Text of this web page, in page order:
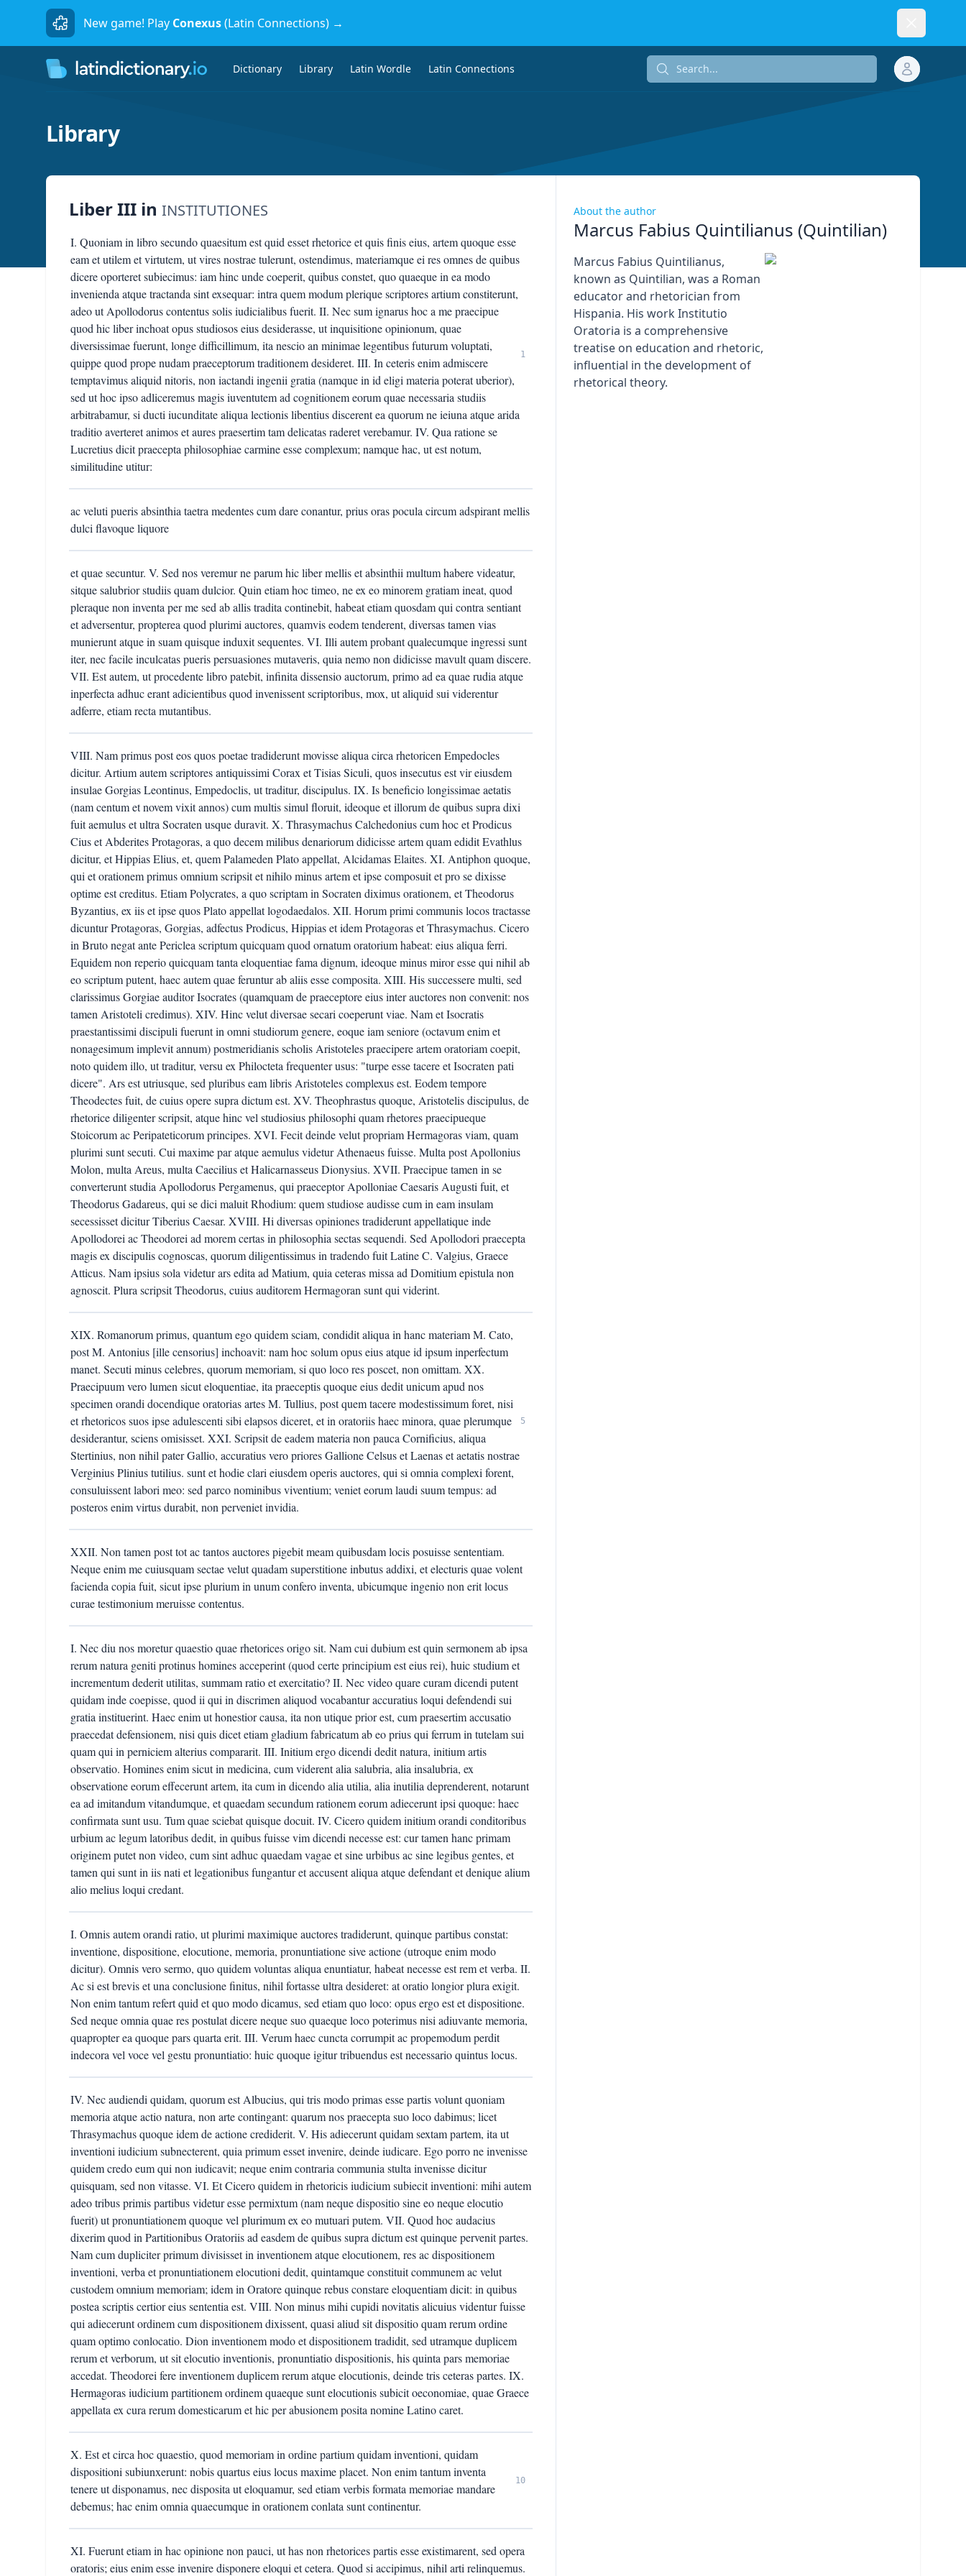
New game! Play Conexus(Latin Connections) →
Dictionary Library Latin Wordle Latin Connections Search...
Library
Liber III in INSTITUTIONES
I. Quoniam in libro secundo quaesitum est quid esset rhetorice et quis finis eius, artem quoque esse
eam et utilem et virtutem, ut vires nostrae tulerunt, ostendimus, materiamque ei res omnes de quibus
dicere oporteret subiecimus: iam hinc unde coeperit, quibus constet, quo quaeque in ea modo
invenienda atque tractanda sint exsequar: intra quem modum plerique scriptores artium constiterunt,
adeo ut Apollodorus contentus solis iudicialibus fuerit. II. Nec sum ignarus hoc a me praecipue
quod hic liber inchoat opus studiosos eius desiderasse, ut inquisitione opinionum, quae
diversissimae fuerunt, longe difficillimum, ita nescio an minimae legentibus futurum voluptati,
quippe quod prope nudam praeceptorum traditionem desideret. III. In ceteris enim admiscere
temptavimus aliquid nitoris, non iactandi ingenii gratia (namque in id eligi materia poterat uberior),
sed ut hoc ipso adliceremus magis iuventutem ad cognitionem eorum quae necessaria studiis
arbitrabamur, si ducti iucunditate aliqua lectionis libentius discerent ea quorum ne ieiuna atque arida
traditio averteret animos et aures praesertim tam delicatas raderet verebamur. IV. Qua ratione se
Lucretius dicit praecepta philosophiae carmine esse complexum; namque hac, ut est notum,
similitudine utitur:
1
ac veluti pueris absinthia taetra medentes cum dare conantur, prius oras pocula circum adspirant mellis
dulci flavoque liquore
et quae secuntur. V. Sed nos veremur ne parum hic liber mellis et absinthii multum habere videatur,
sitque salubrior studiis quam dulcior. Quin etiam hoc timeo, ne ex eo minorem gratiam ineat, quod
pleraque non inventa per me sed ab allis tradita continebit, habeat etiam quosdam qui contra sentiant
et adversentur, propterea quod plurimi auctores, quamvis eodem tenderent, diversas tamen vias
munierunt atque in suam quisque induxit sequentes. VI. Illi autem probant qualecumque ingressi sunt
iter, nec facile inculcatas pueris persuasiones mutaveris, quia nemo non didicisse mavult quam discere.
VII. Est autem, ut procedente libro patebit, infinita dissensio auctorum, primo ad ea quae rudia atque
inperfecta adhuc erant adicientibus quod invenissent scriptoribus, mox, ut aliquid sui viderentur
adferre, etiam recta mutantibus.
VIII. Nam primus post eos quos poetae tradiderunt movisse aliqua circa rhetoricen Empedocles
dicitur. Artium autem scriptores antiquissimi Corax et Tisias Siculi, quos insecutus est vir eiusdem
insulae Gorgias Leontinus, Empedoclis, ut traditur, discipulus. IX. Is beneficio longissimae aetatis
(nam centum et novem vixit annos) cum multis simul floruit, ideoque et illorum de quibus supra dixi
fuit aemulus et ultra Socraten usque duravit. X. Thrasymachus Calchedonius cum hoc et Prodicus
Cius et Abderites Protagoras, a quo decem milibus denariorum didicisse artem quam edidit Evathlus
dicitur, et Hippias Elius, et, quem Palameden Plato appellat, Alcidamas Elaites. XI. Antiphon quoque,
qui et orationem primus omnium scripsit et nihilo minus artem et ipse composuit et pro se dixisse
optime est creditus. Etiam Polycrates, a quo scriptam in Socraten diximus orationem, et Theodorus
Byzantius, ex iis et ipse quos Plato appellat logodaedalos. XII. Horum primi communis locos tractasse
dicuntur Protagoras, Gorgias, adfectus Prodicus, Hippias et idem Protagoras et Thrasymachus. Cicero
in Bruto negat ante Periclea scriptum quicquam quod ornatum oratorium habeat: eius aliqua ferri.
Equidem non reperio quicquam tanta eloquentiae fama dignum, ideoque minus miror esse qui nihil ab
eo scriptum putent, haec autem quae feruntur ab aliis esse composita. XIII. His successere multi, sed
clarissimus Gorgiae auditor Isocrates (quamquam de praeceptore eius inter auctores non convenit: nos
tamen Aristoteli credimus). XIV. Hinc velut diversae secari coeperunt viae. Nam et Isocratis
praestantissimi discipuli fuerunt in omni studiorum genere, eoque iam seniore (octavum enim et
nonagesimum implevit annum) postmeridianis scholis Aristoteles praecipere artem oratoriam coepit,
noto quidem illo, ut traditur, versu ex Philocteta frequenter usus: "turpe esse tacere et Isocraten pati
dicere". Ars est utriusque, sed pluribus eam libris Aristoteles complexus est. Eodem tempore
Theodectes fuit, de cuius opere supra dictum est. XV. Theophrastus quoque, Aristotelis discipulus, de
rhetorice diligenter scripsit, atque hinc vel studiosius philosophi quam rhetores praecipueque
Stoicorum ac Peripateticorum principes. XVI. Fecit deinde velut propriam Hermagoras viam, quam
plurimi sunt secuti. Cui maxime par atque aemulus videtur Athenaeus fuisse. Multa post Apollonius
Molon, multa Areus, multa Caecilius et Halicarnasseus Dionysius. XVII. Praecipue tamen in se
converterunt studia Apollodorus Pergamenus, qui praeceptor Apolloniae Caesaris Augusti fuit, et
Theodorus Gadareus, qui se dici maluit Rhodium: quem studiose audisse cum in eam insulam
secessisset dicitur Tiberius Caesar. XVIII. Hi diversas opiniones tradiderunt appellatique inde
Apollodorei ac Theodorei ad morem certas in philosophia sectas sequendi. Sed Apollodori praecepta
magis ex discipulis cognoscas, quorum diligentissimus in tradendo fuit Latine C. Valgius, Graece
Atticus. Nam ipsius sola videtur ars edita ad Matium, quia ceteras missa ad Domitium epistula non
agnoscit. Plura scripsit Theodorus, cuius auditorem Hermagoran sunt qui viderint.
XIX. Romanorum primus, quantum ego quidem sciam, condidit aliqua in hanc materiam M. Cato,
post M. Antonius [ille censorius] inchoavit: nam hoc solum opus eius atque id ipsum inperfectum
manet. Secuti minus celebres, quorum memoriam, si quo loco res poscet, non omittam. XX.
Praecipuum vero lumen sicut eloquentiae, ita praeceptis quoque eius dedit unicum apud nos
specimen orandi docendique oratorias artes M. Tullius, post quem tacere modestissimum foret, nisi
et rhetoricos suos ipse adulescenti sibi elapsos diceret, et in oratoriis haec minora, quae plerumque
desiderantur, sciens omisisset. XXI. Scripsit de eadem materia non pauca Cornificius, aliqua
Stertinius, non nihil pater Gallio, accuratius vero priores Gallione Celsus et Laenas et aetatis nostrae
Verginius Plinius tutilius. sunt et hodie clari eiusdem operis auctores, qui si omnia complexi forent,
consuluissent labori meo: sed parco nominibus viventium; veniet eorum laudi suum tempus: ad
posteros enim virtus durabit, non perveniet invidia.
5
XXII. Non tamen post tot ac tantos auctores pigebit meam quibusdam locis posuisse sententiam.
Neque enim me cuiusquam sectae velut quadam superstitione inbutus addixi, et electuris quae volent
facienda copia fuit, sicut ipse plurium in unum confero inventa, ubicumque ingenio non erit locus
curae testimonium meruisse contentus.
I. Nec diu nos moretur quaestio quae rhetorices origo sit. Nam cui dubium est quin sermonem ab ipsa
rerum natura geniti protinus homines acceperint (quod certe principium est eius rei), huic studium et
incrementum dederit utilitas, summam ratio et exercitatio? II. Nec video quare curam dicendi putent
quidam inde coepisse, quod ii qui in discrimen aliquod vocabantur accuratius loqui defendendi sui
gratia instituerint. Haec enim ut honestior causa, ita non utique prior est, cum praesertim accusatio
praecedat defensionem, nisi quis dicet etiam gladium fabricatum ab eo prius qui ferrum in tutelam sui
quam qui in perniciem alterius compararit. III. Initium ergo dicendi dedit natura, initium artis
observatio. Homines enim sicut in medicina, cum viderent alia salubria, alia insalubria, ex
observatione eorum effecerunt artem, ita cum in dicendo alia utilia, alia inutilia deprenderent, notarunt
ea ad imitandum vitandumque, et quaedam secundum rationem eorum adiecerunt ipsi quoque: haec
confirmata sunt usu. Tum quae sciebat quisque docuit. IV. Cicero quidem initium orandi conditoribus
urbium ac legum latoribus dedit, in quibus fuisse vim dicendi necesse est: cur tamen hanc primam
originem putet non video, cum sint adhuc quaedam vagae et sine urbibus ac sine legibus gentes, et
tamen qui sunt in iis nati et legationibus fungantur et accusent aliqua atque defendant et denique alium
alio melius loqui credant.
I. Omnis autem orandi ratio, ut plurimi maximique auctores tradiderunt, quinque partibus constat:
inventione, dispositione, elocutione, memoria, pronuntiatione sive actione (utroque enim modo
dicitur). Omnis vero sermo, quo quidem voluntas aliqua enuntiatur, habeat necesse est rem et verba. II.
Ac si est brevis et una conclusione finitus, nihil fortasse ultra desideret: at oratio longior plura exigit.
Non enim tantum refert quid et quo modo dicamus, sed etiam quo loco: opus ergo est et dispositione.
Sed neque omnia quae res postulat dicere neque suo quaeque loco poterimus nisi adiuvante memoria,
quapropter ea quoque pars quarta erit. III. Verum haec cuncta corrumpit ac propemodum perdit
indecora vel voce vel gestu pronuntiatio: huic quoque igitur tribuendus est necessario quintus locus.
IV. Nec audiendi quidam, quorum est Albucius, qui tris modo primas esse partis volunt quoniam
memoria atque actio natura, non arte contingant: quarum nos praecepta suo loco dabimus; licet
Thrasymachus quoque idem de actione crediderit. V. His adiecerunt quidam sextam partem, ita ut
inventioni iudicium subnecterent, quia primum esset invenire, deinde iudicare. Ego porro ne invenisse
quidem credo eum qui non iudicavit; neque enim contraria communia stulta invenisse dicitur
quisquam, sed non vitasse. VI. Et Cicero quidem in rhetoricis iudicium subiecit inventioni: mihi autem
adeo tribus primis partibus videtur esse permixtum (nam neque dispositio sine eo neque elocutio
fuerit) ut pronuntiationem quoque vel plurimum ex eo mutuari putem. VII. Quod hoc audacius
dixerim quod in Partitionibus Oratoriis ad easdem de quibus supra dictum est quinque pervenit partes.
Nam cum dupliciter primum divisisset in inventionem atque elocutionem, res ac dispositionem
inventioni, verba et pronuntiationem elocutioni dedit, quintamque constituit communem ac velut
custodem omnium memoriam; idem in Oratore quinque rebus constare eloquentiam dicit: in quibus
postea scriptis certior eius sententia est. VIII. Non minus mihi cupidi novitatis alicuius videntur fuisse
qui adiecerunt ordinem cum dispositionem dixissent, quasi aliud sit dispositio quam rerum ordine
quam optimo conlocatio. Dion inventionem modo et dispositionem tradidit, sed utramque duplicem
rerum et verborum, ut sit elocutio inventionis, pronuntiatio dispositionis, his quinta pars memoriae
accedat. Theodorei fere inventionem duplicem rerum atque elocutionis, deinde tris ceteras partes. IX.
Hermagoras iudicium partitionem ordinem quaeque sunt elocutionis subicit oeconomiae, quae Graece
appellata ex cura rerum domesticarum et hic per abusionem posita nomine Latino caret.
X. Est et circa hoc quaestio, quod memoriam in ordine partium quidam inventioni, quidam
dispositioni subiunxerunt: nobis quartus eius locus maxime placet. Non enim tantum inventa
tenere ut disponamus, nec disposita ut eloquamur, sed etiam verbis formata memoriae mandare
debemus; hac enim omnia quaecumque in orationem conlata sunt continentur.
10
XI. Fuerunt etiam in hac opinione non pauci, ut has non rhetorices partis esse existimarent, sed opera
oratoris; eius enim esse invenire disponere eloqui et cetera. Quod si accipimus, nihil arti relinquemus.
About the author
Marcus Fabius Quintilianus (Quintilian)
Marcus Fabius Quintilianus,
known as Quintilian, was a Roman
educator and rhetorician from
Hispania. His work Institutio
Oratoria is a comprehensive
treatise on education and rhetoric,
influential in the development of
rhetorical theory.